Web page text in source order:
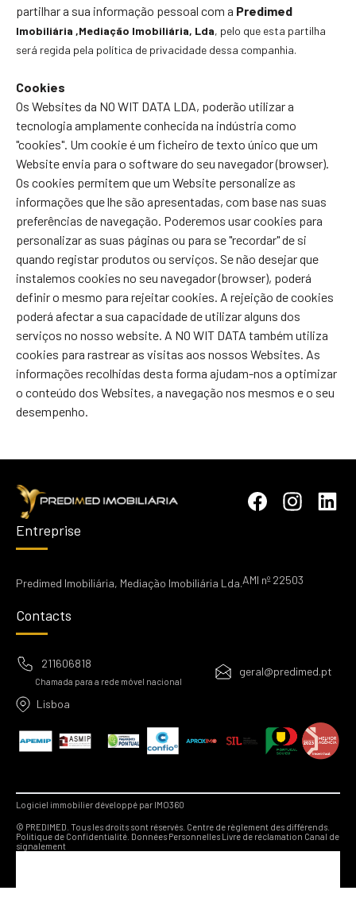
partilhar a sua informação pessoal com a Predimed
Imobiliária ,Mediação Imobiliária, Lda, pelo que esta partilha
será regida pela política de privacidade dessa companhia.
Cookies
Os Websites da NO WIT DATA LDA, poderão utilizar a
tecnologia amplamente conhecida na indústria como
"cookies". Um cookie é um ficheiro de texto único que um
Website envia para o software do seu navegador (browser).
Os cookies permitem que um Website personalize as
informações que lhe são apresentadas, com base nas suas
preferências de navegação. Poderemos usar cookies para
personalizar as suas páginas ou para se "recordar" de si
quando registar produtos ou serviços. Se não desejar que
instalemos cookies no seu navegador (browser), poderá
definir o mesmo para rejeitar cookies. A rejeição de cookies
poderá afectar a sua capacidade de utilizar alguns dos
serviços no nosso website. A NO WIT DATA também utiliza
cookies para rastrear as visitas aos nossos Websites. As
informações recolhidas desta forma ajudam-nos a optimizar
o conteúdo dos Websites, a navegação nos mesmos e o seu
desempenho.
Entreprise
Predimed Imobiliária, Mediação Imobiliária Lda.AMI nº 22503
Contacts
211606818
Chamada para a rede móvel nacional
geral@predimed.pt
Lisboa
Logiciel immobilier développé par IMO360
© PREDIMED. Tous les droits sont réservés. Centre de règlement des différends.
Politique de Confidentialité. Données PersonnellesLivre de réclamation Canal de
signalement